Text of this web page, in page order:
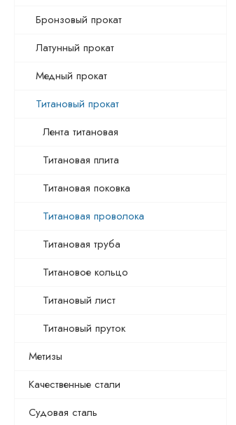
Бронзовый прокат
Латунный прокат
Медный прокат
Титановый прокат
Лента титановая
Титановая плита
Титановая поковка
Титановая проволока
Титановая труба
Титановое кольцо
Титановый лист
Титановый пруток
Метизы
Качественные стали
Судовая сталь